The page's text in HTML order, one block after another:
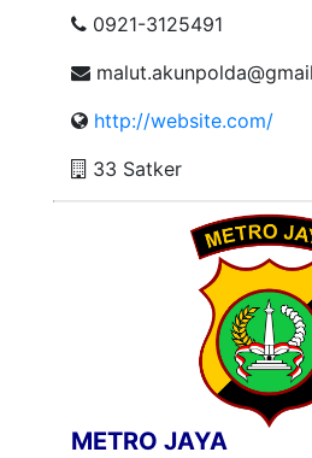
0921-3125491
http://website.com/
33 Satker
METRO JAYA